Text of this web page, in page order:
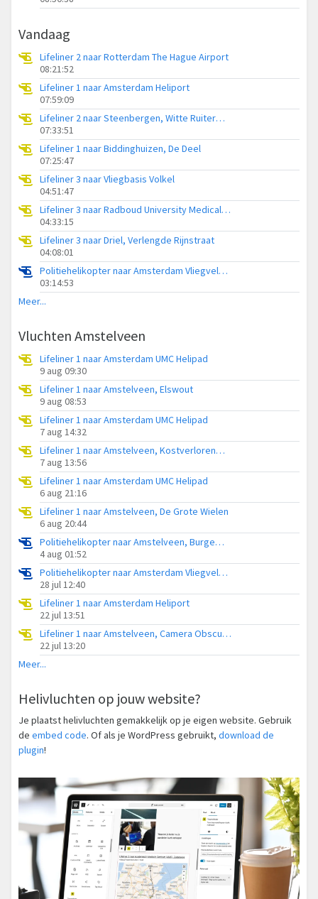
Vandaag
Lifeliner 2 naar Rotterdam The Hague Airport
08:21:52
Lifeliner 1 naar Amsterdam Heliport
07:59:09
Lifeliner 2 naar Steenbergen, Witte Ruiterweg
07:33:51
Lifeliner 1 naar Biddinghuizen, De Deel
07:25:47
Lifeliner 3 naar Vliegbasis Volkel
04:51:47
Lifeliner 3 naar Radboud University Medical Center Heliport
04:33:15
Lifeliner 3 naar Driel, Verlengde Rijnstraat
04:08:01
Politiehelikopter naar Amsterdam Vliegveld Schiphol
03:14:53
Meer...
Vluchten Amstelveen
Lifeliner 1 naar Amsterdam UMC Helipad
9 aug 09:30
Lifeliner 1 naar Amstelveen, Elswout
9 aug 08:53
Lifeliner 1 naar Amsterdam UMC Helipad
7 aug 14:32
Lifeliner 1 naar Amstelveen, Kostverlorenweg
7 aug 13:56
Lifeliner 1 naar Amsterdam UMC Helipad
6 aug 21:16
Lifeliner 1 naar Amstelveen, De Grote Wielen
6 aug 20:44
Politiehelikopter naar Amstelveen, Burgemeester Boersweg
4 aug 01:52
Politiehelikopter naar Amsterdam Vliegveld Schiphol
28 jul 12:40
Lifeliner 1 naar Amsterdam Heliport
22 jul 13:51
Lifeliner 1 naar Amstelveen, Camera Obscuralaan
22 jul 13:20
Meer...
Helivluchten op jouw website?
Je plaatst helivluchten gemakkelijk op je eigen website. Gebruik
de embed code. Of als je WordPress gebruikt, download de
plugin!